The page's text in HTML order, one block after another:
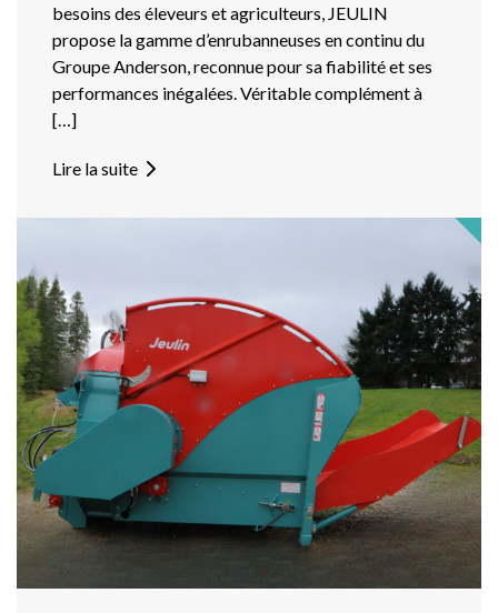
besoins des éleveurs et agriculteurs, JEULIN
propose la gamme d’enrubanneuses en continu du
Groupe Anderson, reconnue pour sa fiabilité et ses
performances inégalées. Véritable complément à
[…]
Lire la suite